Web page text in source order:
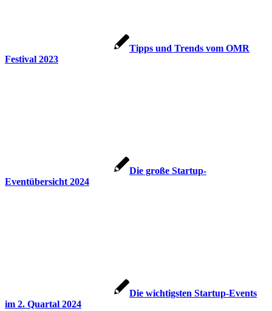
Tipps und Trends vom OMR
Festival 2023
Die große Startup-
Eventübersicht 2024
Die wichtigsten Startup-Events
im 2. Quartal 2024